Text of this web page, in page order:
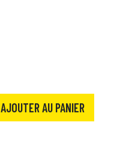
AJOUTER AU PANIER